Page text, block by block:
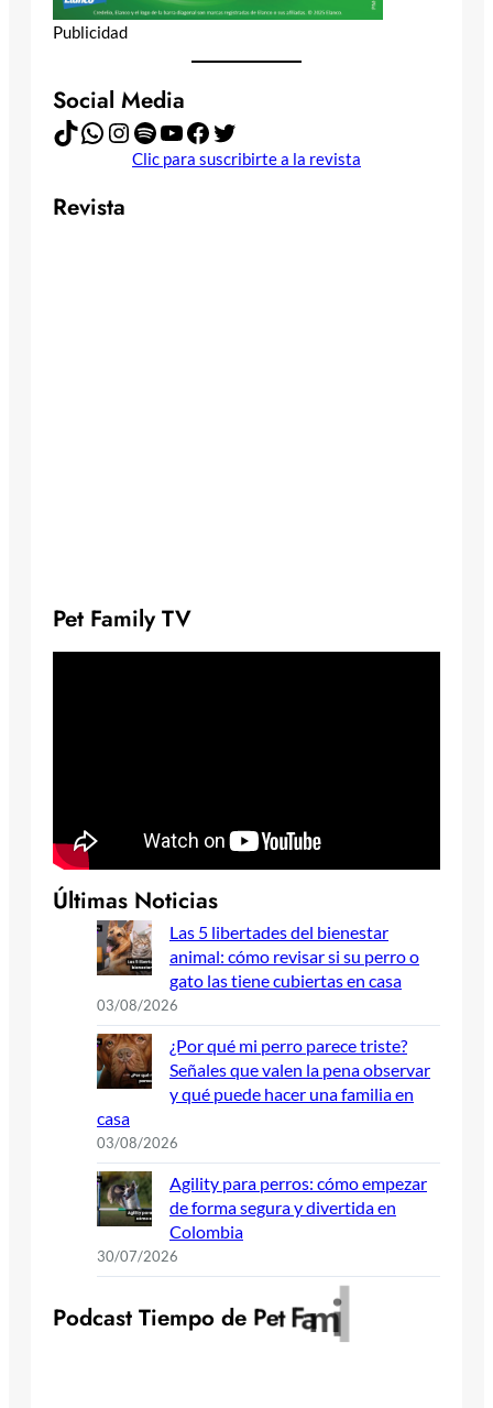
Publicidad
Social Media
TikTok WhatsApp Instagram Spotify YouTube Facebook Twitter
Clic para suscribirte a la revista
Revista
Pet Family TV
Últimas Noticias
Las 5 libertades del bienestar
animal: cómo revisar si su perro o
gato las tiene cubiertas en casa
03/08/2026
¿Por qué mi perro parece triste?
Señales que valen la pena observar
y qué puede hacer una familia en
casa
03/08/2026
Agility para perros: cómo empezar
de forma segura y divertida en
Colombia
30/07/2026
Podcast Tiempo de Pet Famil